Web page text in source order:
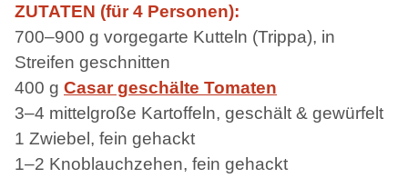
ZUTATEN (für 4 Personen):
700–900 g vorgegarte Kutteln (Trippa), in
Streifen geschnitten
400 g Casar geschälte Tomaten
3–4 mittelgroße Kartoffeln, geschält & gewürfelt
1 Zwiebel, fein gehackt
1–2 Knoblauchzehen, fein gehackt